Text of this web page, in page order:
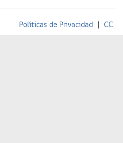
Políticas de Privacidad | CC